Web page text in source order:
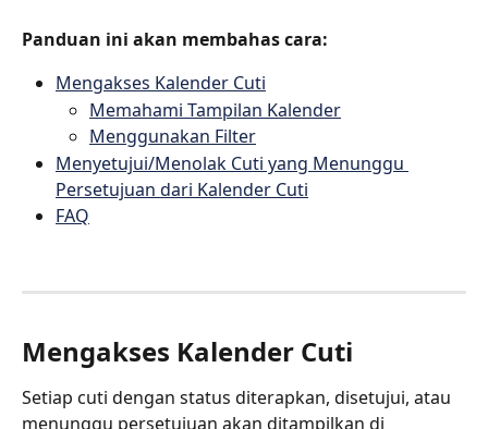
Panduan ini akan membahas cara:
Mengakses Kalender Cuti
Memahami Tampilan Kalender
Menggunakan Filter
Menyetujui/Menolak Cuti yang Menunggu
Persetujuan dari Kalender Cuti
FAQ
Mengakses Kalender Cuti
Setiap cuti dengan status diterapkan, disetujui, atau
menunggu persetujuan akan ditampilkan di